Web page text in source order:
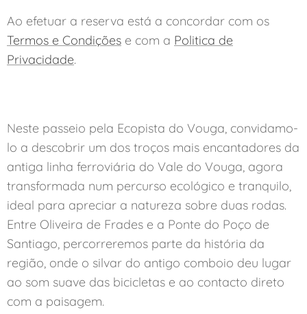
Ao efetuar a reserva está a concordar com os
Termos e Condições e com a Politica de
Privacidade.
Neste passeio pela Ecopista do Vouga, convidamo-
lo a descobrir um dos troços mais encantadores da
antiga linha ferroviária do Vale do Vouga, agora
transformada num percurso ecológico e tranquilo,
ideal para apreciar a natureza sobre duas rodas.
Entre Oliveira de Frades e a Ponte do Poço de
Santiago, percorreremos parte da história da
região, onde o silvar do antigo comboio deu lugar
ao som suave das bicicletas e ao contacto direto
com a paisagem.